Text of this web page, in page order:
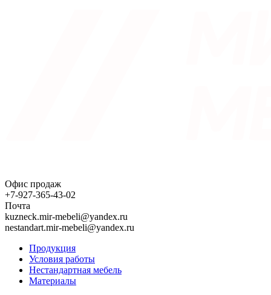
Офис продаж
+7-927-365-43-02
Почта
kuzneck.mir-mebeli@yandex.ru
nestandart.mir-mebeli@yandex.ru
Продукция
Условия работы
Нестандартная мебель
Материалы